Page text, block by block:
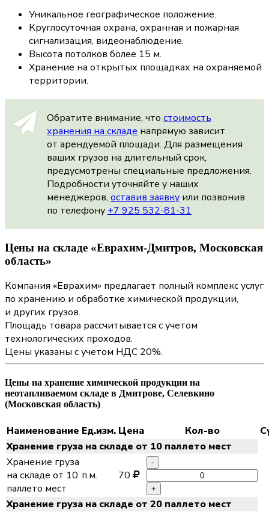
Уникальное географическое положение.
Круглосуточная охрана, охранная и пожарная
сигнализация, видеонаблюдение.
Высота потолков более 15 м.
Хранение на открытых площадках на охраняемой
территории.
Обратите внимание, что стоимость
хранения на складе напрямую зависит
от арендуемой площади. Для размещения
ваших грузов на длительный срок,
предусмотрены специальные предложения.
Подробности уточняйте у наших
менеджеров, оставив заявку или позвонив
по телефону +7 925 532-81-31
Цены на складе «Еврахим-Дмитров, Московская
область»
Компания «Еврахим» предлагает полный комплекс услуг
по хранению и обработке химической продукции,
и других грузов.
Площадь товара рассчитывается с учетом
технологических проходов.
Цены указаны с учетом НДС 20%.
Цены на хранение химической продукции на
неотапливаемом складе в Дмитрове, Селевкино
(Московская область)
Наименование Ед.изм. Цена Кол-во
Хранение груза на складе от 10 паллето мест
Хранение груза
на складе от 10
паллето мест
п.м. 70
-
+
Хранение груза на складе от 20 паллето мест